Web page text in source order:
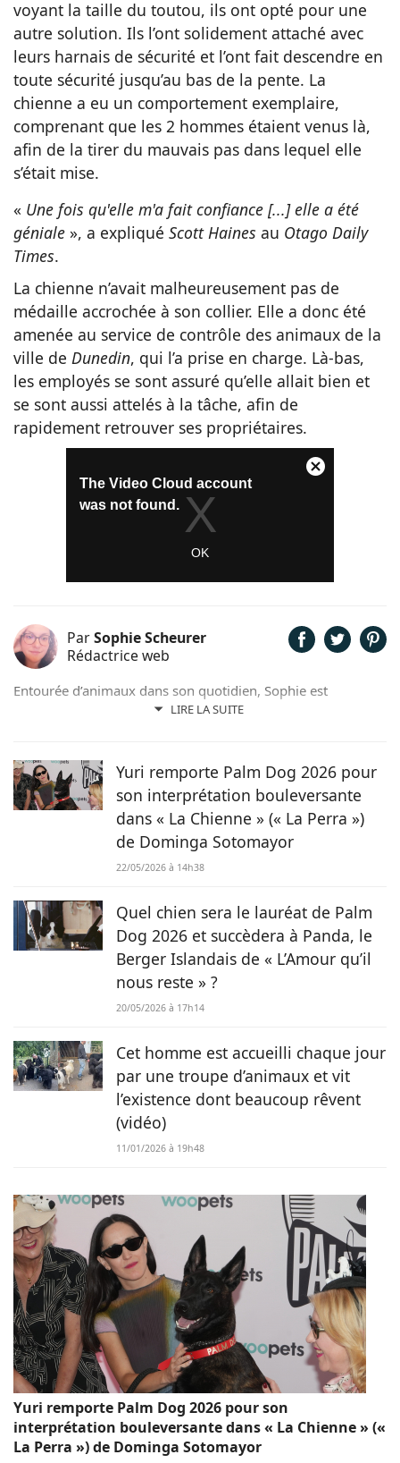
voyant la taille du toutou, ils ont opté pour une
autre solution. Ils l’ont solidement attaché avec
leurs harnais de sécurité et l’ont fait descendre en
toute sécurité jusqu’au bas de la pente. La
chienne a eu un comportement exemplaire,
comprenant que les 2 hommes étaient venus là,
afin de la tirer du mauvais pas dans lequel elle
s’était mise.
« Une fois qu'elle m'a fait confiance [...] elle a été
géniale », a expliqué Scott Haines au Otago Daily
Times.
La chienne n’avait malheureusement pas de
médaille accrochée à son collier. Elle a donc été
amenée au service de contrôle des animaux de la
ville de Dunedin, qui l’a prise en charge. Là-bas,
les employés se sont assuré qu’elle allait bien et
se sont aussi attelés à la tâche, afin de
rapidement retrouver ses propriétaires.
ParSophie Scheurer
Rédactrice web
LIRE LA SUITE
Entourée d’animaux dans son quotidien, Sophie est
également passionnée de mots. Son amour pour les
précaire. Maya la croisée Labrador-Border Collie a été
retrouvée errante par la SPA et Hatchi, le chien Arbi, a été
sauvé de Tunisie. À ses yeux, ses 2 chiens, son chat et ses
lapins font partie intégrante de sa vie et de sa famille ! C’est
donc sans hésiter qu’elle a décidé de mettre sa plume au
Yuri remporte Palm Dog 2026 pour
son interprétation bouleversante
dans « La Chienne » (« La Perra »)
de Dominga Sotomayor
22/05/2026 à 14h38
Quel chien sera le lauréat de Palm
Dog 2026 et succèdera à Panda, le
Berger Islandais de « L’Amour qu’il
nous reste » ?
20/05/2026 à 17h14
Cet homme est accueilli chaque jour
par une troupe d’animaux et vit
l’existence dont beaucoup rêvent
(vidéo)
11/01/2026 à 19h48
Yuri remporte Palm Dog 2026 pour son
interprétation bouleversante dans « La Chienne » («
La Perra ») de Dominga Sotomayor